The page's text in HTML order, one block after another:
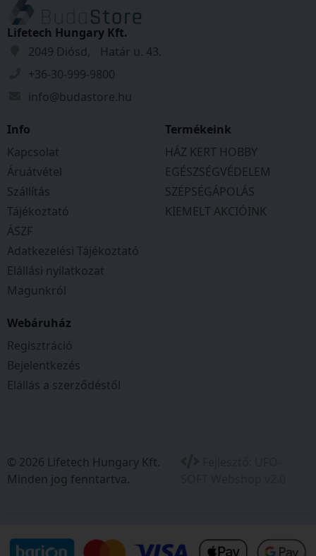
Lifetech Hungary Kft.
2049 Diósd, Határ u. 43.
+36-30-999-9800
info@budastore.hu
Info
Kapcsolat
Áruátvétel
Szállítás
Tájékoztató
ÁSZF
Adatkezelési Tájékoztató
Elállási nyilatkozat
Magunkról
Termékeink
HÁZ KERT HOBBY
EGÉSZSÉGVÉDELEM
SZÉPSÉGÁPOLÁS
KIEMELT AKCIÓINK
Webáruház
Regisztráció
Bejelentkezés
Elállás a szerződéstől
© 2026 Lifetech Hungary Kft.
Minden jog fenntartva.